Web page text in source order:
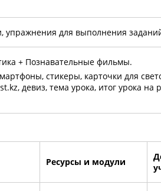
упражнения для выполнения
+ Познавательные фильмы.
стикеры, карточки для
девиз, тема урока, итог урока на
Ресурсы и модули